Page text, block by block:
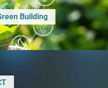
Building